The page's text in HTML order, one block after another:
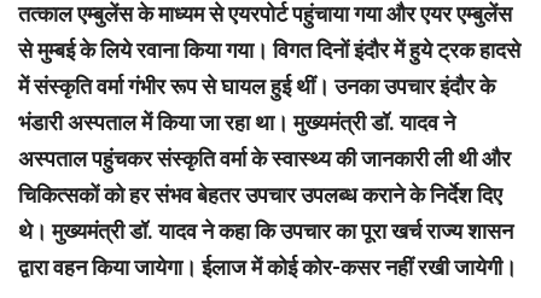
तत्काल एम्बुलेंस के माध्यम से एयरपोर्ट पहुंचाया गया और एयर एम्बुलेंस
से मुम्बई के लिये रवाना किया गया। विगत दिनों इंदौर में हुये ट्रक हादसे
में संस्कृति वर्मा गंभीर रूप से घायल हुई थीं। उनका उपचार इंदौर के
भंडारी अस्पताल में किया जा रहा था। मुख्यमंत्री डॉ. यादव ने
अस्पताल पहुंचकर संस्कृति वर्मा के स्वास्थ्य की जानकारी ली थी और
चिकित्सकों को हर संभव बेहतर उपचार उपलब्ध कराने के निर्देश दिए
थे। मुख्यमंत्री डॉ. यादव ने कहा कि उपचार का पूरा खर्च राज्य शासन
द्वारा वहन किया जायेगा। ईलाज में कोई कोर-कसर नहीं रखी जायेगी।